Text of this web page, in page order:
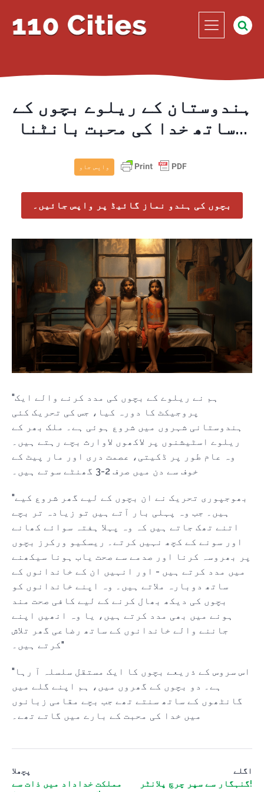
ہندوستان کے ریلوے بچوں کے
ساتھ خدا کی محبت بانٹنا...
واپس جاو
بچوں کی ہندو نماز گائیڈ پر واپس جائیں۔
"ہم نے ریلوے کے بچوں کی مدد کرنے والے ایک
پروجیکٹ کا دورہ کیا، جس کی تحریک کئی
ہندوستانی شہروں میں شروع ہوئی ہے۔ ملک بھر کے
ریلوے اسٹیشنوں پر لاکھوں لاوارث بچے رہتے ہیں۔
وہ عام طور پر ڈکیتی، عصمت دری اور مار پیٹ کے
خوف سے دن میں صرف 2-3 گھنٹے سوتے ہیں۔
"بھوجپوری تحریک نے ان بچوں کے لیے گھر شروع کیے
ہیں۔ جب وہ پہلی بار آتے ہیں تو زیادہ تر بچے
اتنے تھک جاتے ہیں کہ وہ پہلا ہفتہ سوائے کھانے
اور سونے کے کچھ نہیں کرتے۔ ریسکیو ورکرز بچوں
پر بھروسہ کرنا اور صدمے سے صحت یاب ہونا سیکھنے
میں مدد کرتے ہیں - اور انہیں ان کے خاندانوں کے
ساتھ دوبارہ ملاتے ہیں۔ وہ اپنے خاندانوں کو
بچوں کی دیکھ بھال کرنے کے لیے کافی صحت مند
ہونے میں بھی مدد کرتے ہیں، یا وہ انھیں اپنے
جاننے والے خاندانوں کے ساتھ رضاعی گھر تلاش
کرتے ہیں۔"
"اس سروس کے ذریعے بچوں کا ایک مستقل سلسلہ آ رہا
ہے۔ دو بچوں کے گھروں میں، ہم اپنے گلے میں
گانٹھوں کے ساتھ سنتے تھے جب بچے مقامی زبانوں
میں خدا کی محبت کے بارے میں گاتے تھے۔
پچھلا
مملکت خداداد میں ذات سے
اگلے
گنہگار سے سپر چرچ پلانٹر!